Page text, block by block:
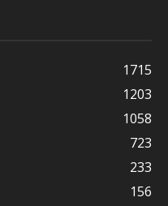
1715
1203
1058
723
233
156